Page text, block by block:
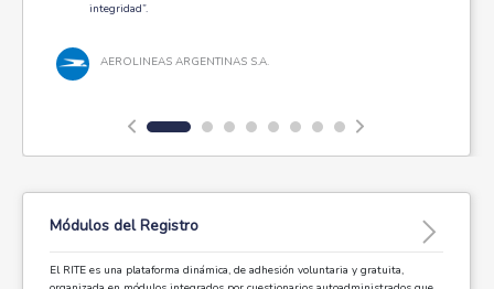
integridad”.
AEROLINEAS ARGENTINAS S.A.
Módulos del Registro
El RITE es una plataforma dinámica, de adhesión voluntaria y gratuita,